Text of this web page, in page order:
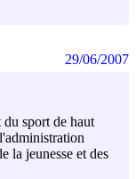
du sport de haut
la jeunesse et des
29/06/2007